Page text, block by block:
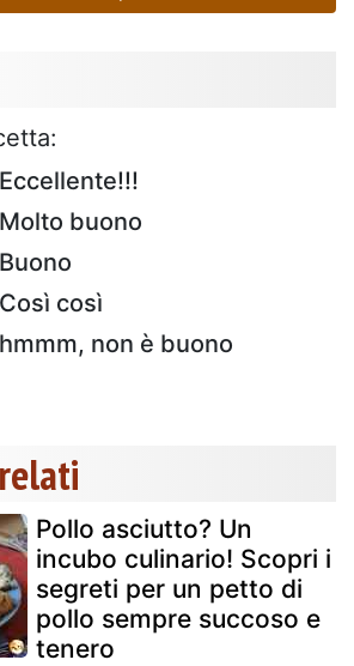
Eccellente!!!
Molto buono
Buono
Così così
hmmm, non è buono
Pollo asciutto? Un
incubo culinario! Scopri i
segreti per un petto di
pollo sempre succoso e
tenero